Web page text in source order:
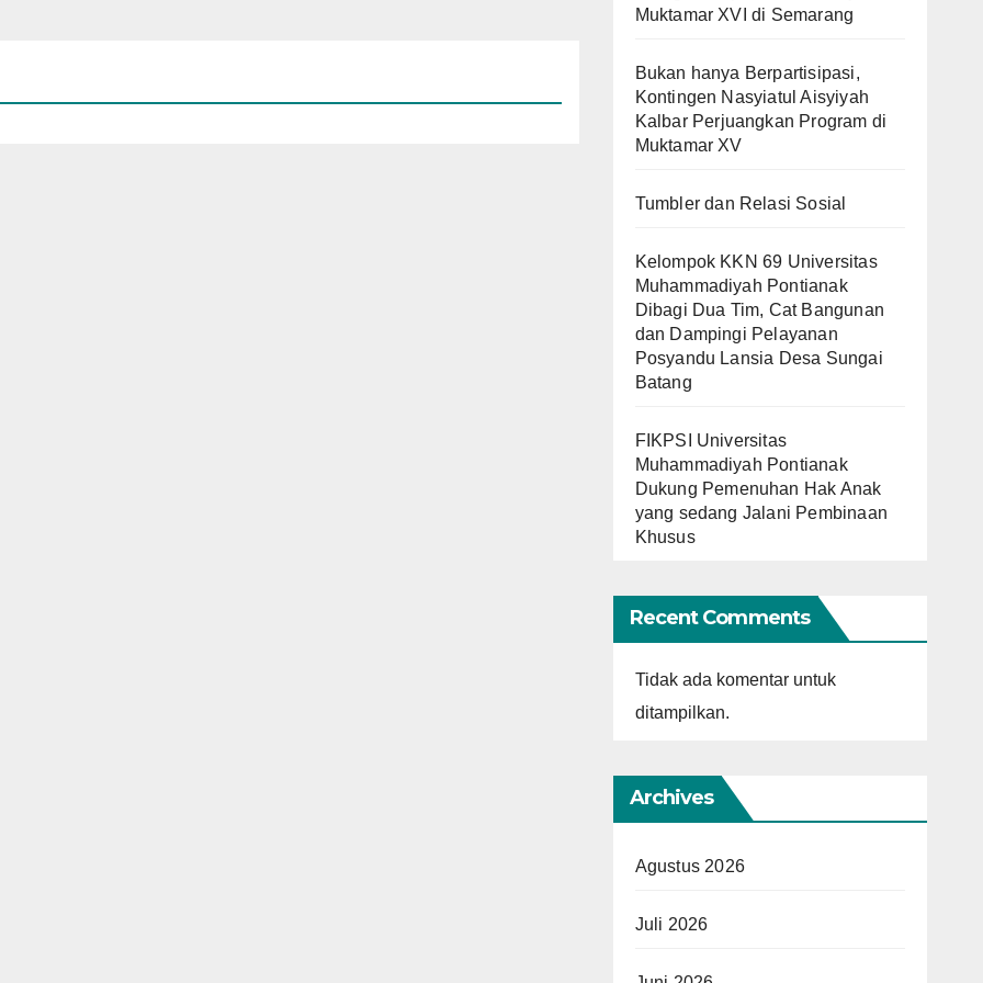
Muktamar XVI di Semarang
Bukan hanya Berpartisipasi,
Kontingen Nasyiatul Aisyiyah
Kalbar Perjuangkan Program di
Muktamar XV
Tumbler dan Relasi Sosial
Kelompok KKN 69 Universitas
Muhammadiyah Pontianak
Dibagi Dua Tim, Cat Bangunan
dan Dampingi Pelayanan
Posyandu Lansia Desa Sungai
Batang
FIKPSI Universitas
Muhammadiyah Pontianak
Dukung Pemenuhan Hak Anak
yang sedang Jalani Pembinaan
Khusus
Recent Comments
Tidak ada komentar untuk
ditampilkan.
Archives
Agustus 2026
Juli 2026